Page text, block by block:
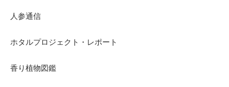
人参通信
ホタルプロジェクト・レポート
香り植物図鑑